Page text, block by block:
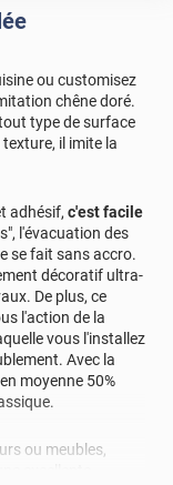
ou customisez
chêne doré.
type de surface
il imite la
adhésif, c'est facile
l'évacuation des
se fait sans accro.
décoratif ultra-
De plus, ce
l'action de la
vous l'installez
Avec la
moyenne 50%
ou meubles,